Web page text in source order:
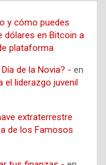
y cómo puedes
dólares en Bitcoin a
plataforma
de la Novia? - en
el liderazgo juvenil
extraterrestre
de los Famosos